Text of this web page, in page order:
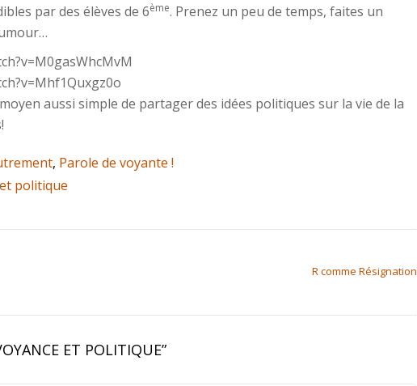
par des élèves de 6ème. Prenez un peu de temps, faites un
v=M0gasWhcMvM
v=Mhf1Quxgz0o
aussi simple de partager des idées politiques sur la vie de la
, Parole de voyante !
politique
R comme Résignation
ET POLITIQUE”